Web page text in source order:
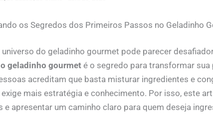
os Segredos dos Primeiros Passos no Geladinho
universo do geladinho gourmet pode parecer
geladinho gourmeté o segredo para transformar sua
acreditam que basta misturar ingredientes e
mais estratégia e conhecimento. Por isso, este
e apresentar um caminho claro para quem deseja